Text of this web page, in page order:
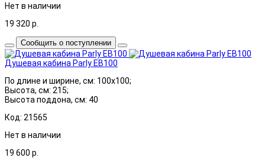
Нет в наличии
19 320 р.
Сообщить о поступлении
Душевая кабина Parly EB100
По длине и ширине, см: 100x100;
Высота, см: 215;
Высота поддона, см: 40
Код: 21565
Нет в наличии
19 600 р.